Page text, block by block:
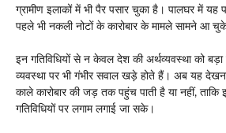
ग्रामीण इलाकों में भी पैर पसार चुका है। पालघर में यह
पहले भी नकली नोटों के कारोबार के मामले सामने आ
इन गतिविधियों से न केवल देश की अर्थव्यवस्था को बड़ा
व्यवस्था पर भी गंभीर सवाल खड़े होते हैं। अब यह
काले कारोबार की जड़ तक पहुंच पाती है या नहीं, ताकि
गतिविधियों पर लगाम लगाई जा सके।